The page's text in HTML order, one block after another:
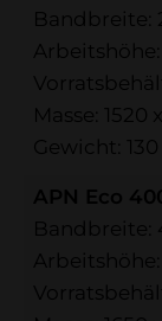
Bandbreite:
Masse: 1520
Gewicht:
APN Eco
Bandbreite: